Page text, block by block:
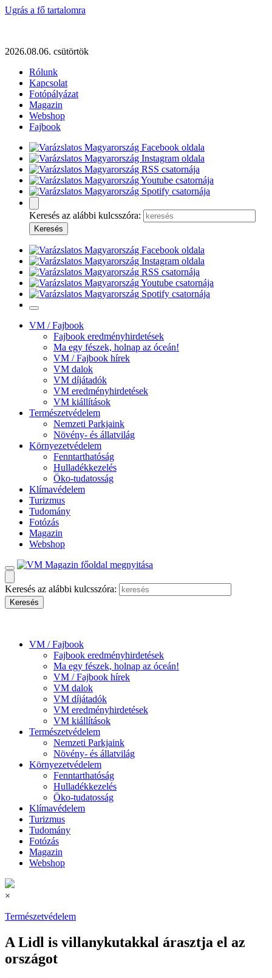
Ugrás a fő tartalomra
2026.08.06. csütörtök
Rólunk
Kapcsolat
Fotópályázat
Magazin
Webshop
Fajbook
Keresés az alábbi kulcsszóra:
VM / Fajbook
Fajbook eredményhirdetések
Ma egy fészek, holnap az óceán!
VM / Fajbook hírek
VM dalok
VM díjátadók
VM eredményhirdetések
VM kiállítások
Természetvédelem
Nemzeti Parkjaink
Növény- és állatvilág
Környezetvédelem
Fenntarthatóság
Hulladékkezelés
Öko-tudatosság
Klímavédelem
Turizmus
Tudomány
Fotózás
Magazin
Webshop
Keresés az alábbi kulcsszóra:
VM / Fajbook
Fajbook eredményhirdetések
Ma egy fészek, holnap az óceán!
VM / Fajbook hírek
VM dalok
VM díjátadók
VM eredményhirdetések
VM kiállítások
Természetvédelem
Nemzeti Parkjaink
Növény- és állatvilág
Környezetvédelem
Fenntarthatóság
Hulladékkezelés
Öko-tudatosság
Klímavédelem
Turizmus
Tudomány
Fotózás
Magazin
Webshop
×
Természetvédelem
A Lidl is villanykutakkal árasztja el az
országot